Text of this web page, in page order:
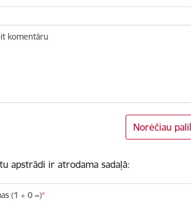
komentāru
Norėčiau
apstrādi ir atrodama sadaļā:
(1 + 0 =)